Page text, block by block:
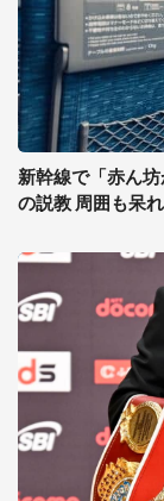
新幹線で「赤ん
の説教 周囲も呆